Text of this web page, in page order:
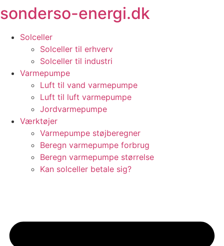
Videre
til
indhold
sonderso-energi.dk
Solceller
Solceller til erhverv
Solceller til industri
Varmepumpe
Luft til vand varmepumpe
Luft til luft varmepumpe
Jordvarmepumpe
Værktøjer
Varmepumpe støjberegner
Beregn varmepumpe forbrug
Beregn varmepumpe størrelse
Kan solceller betale sig?